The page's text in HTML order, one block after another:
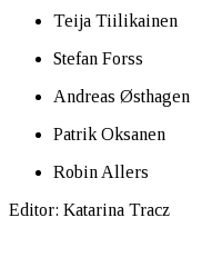
Teija Tiilikainen
Stefan Forss
Andreas Østhagen
Patrik Oksanen
Robin Allers
Editor: Katarina Tracz